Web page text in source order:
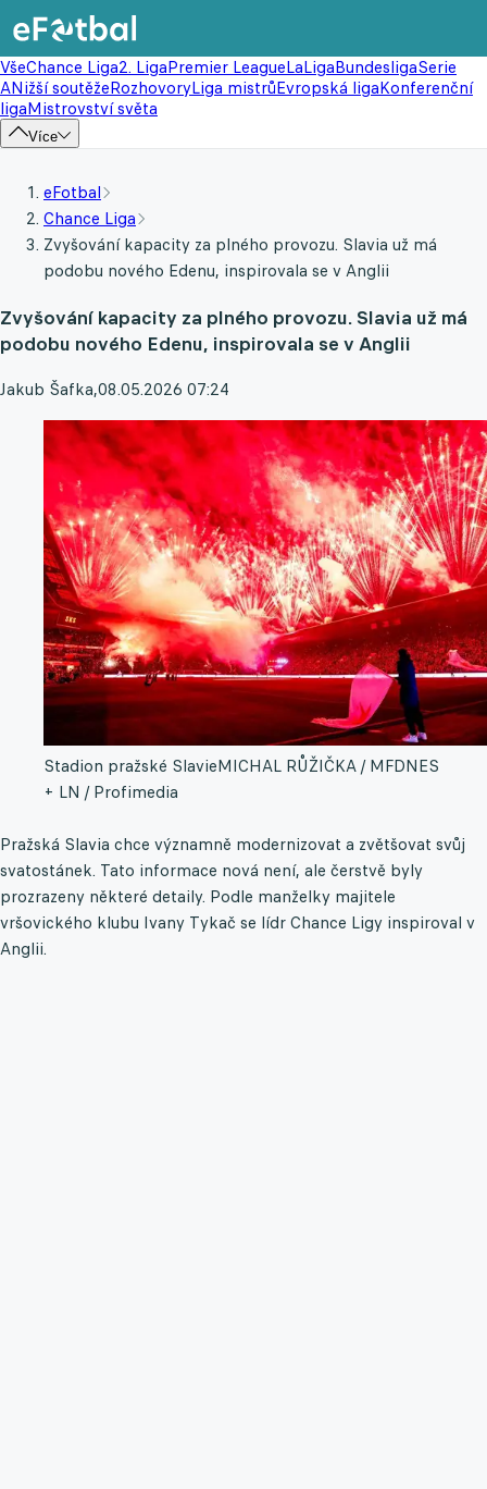
VšeChance Liga2. LigaPremier LeagueLaLigaBundesligaSerie
ANižší soutěžeRozhovoryLiga mistrůEvropská ligaKonferenční
ligaMistrovství světa
Více
eFotbal
Chance Liga
Zvyšování kapacity za plného provozu. Slavia už má
podobu nového Edenu, inspirovala se v Anglii
Zvyšování kapacity za plného provozu. Slavia už má
podobu nového Edenu, inspirovala se v Anglii
Jakub Šafka,08.05.2026 07:24
Stadion pražské SlavieMICHAL RŮŽIČKA / MFDNES
+ LN / Profimedia
Pražská Slavia chce významně modernizovat a zvětšovat svůj
svatostánek. Tato informace nová není, ale čerstvě byly
prozrazeny některé detaily. Podle manželky majitele
vršovického klubu Ivany Tykač se lídr Chance Ligy inspiroval v
Anglii.